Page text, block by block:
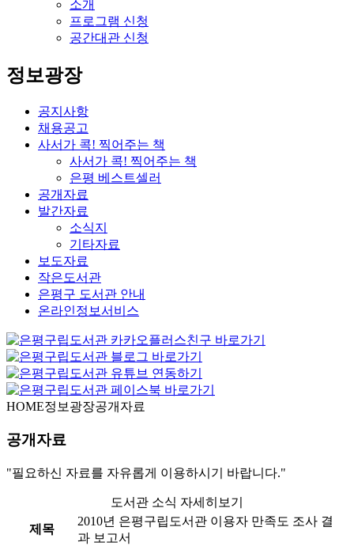
소개
프로그램 신청
공간대관 신청
정보광장
공지사항
채용공고
사서가 콕! 찍어주는 책
사서가 콕! 찍어주는 책
은평 베스트셀러
공개자료
발간자료
소식지
기타자료
보도자료
작은도서관
은평구 도서관 안내
온라인정보서비스
HOME정보광장공개자료
공개자료
"필요하신 자료를 자유롭게 이용하시기 바랍니다."
도서관 소식 자세히보기
제목
2010년 은평구립도서관 이용자 만족도 조사 결
과 보고서